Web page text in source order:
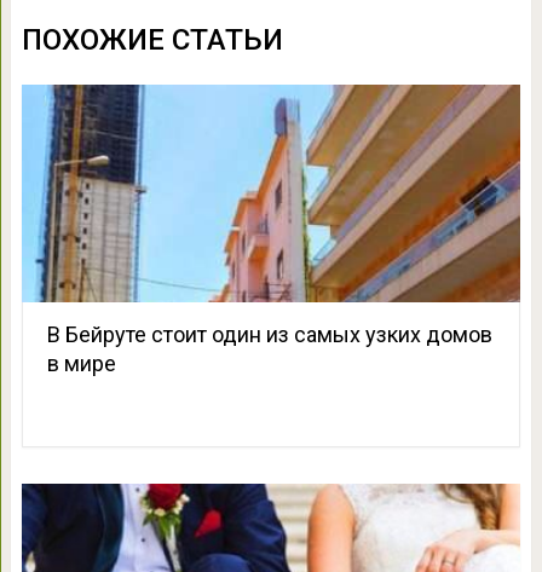
ПОХОЖИЕ СТАТЬИ
В Бейруте стоит один из самых узких домов
в мире